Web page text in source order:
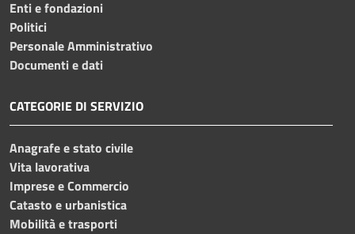
Enti e fondazioni
Politici
Personale Amministrativo
Documenti e dati
CATEGORIE DI SERVIZIO
Anagrafe e stato civile
Vita lavorativa
Imprese e Commercio
Catasto e urbanistica
Mobilità e trasporti